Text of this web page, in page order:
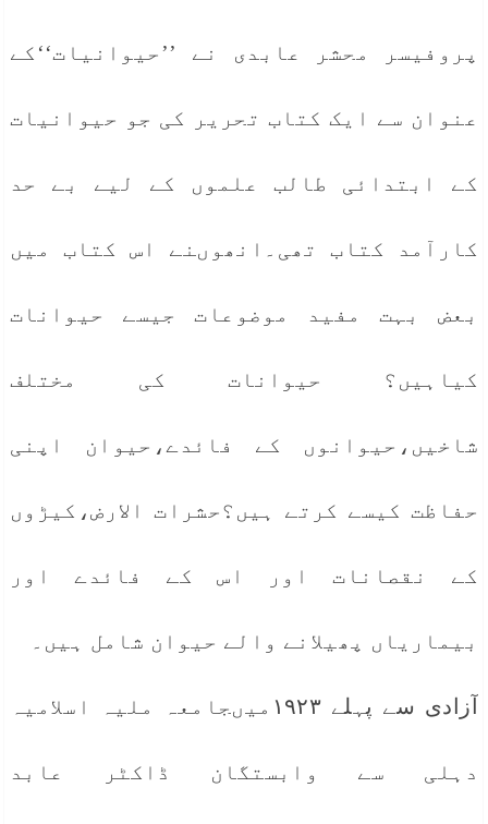
پروفیسر محشر عابدی نے ’’حیوانیات‘‘کے
عنوان سے ایک کتاب تحریر کی جو حیوانیات
کے ابتدائی طالب علموں کے لیے بے حد
کارآمد کتاب تھی۔انھوںنے اس کتاب میں
بعض بہت مفید موضوعات جیسے حیوانات
کیاہیں؟ حیوانات کی مختلف
شاخیں،حیوانوں کے فائدے،حیوان اپنی
حفاظت کیسے کرتے ہیں؟حشرات الارض،کیڑوں
کے نقصانات اور اس کے فائدے اور
بیماریاں پھیلانے والے حیوان شامل ہیں۔
آزادی سے پہلے ۱۹۲۳میںجامعہ ملیہ اسلامیہ
دہلی سے وابستگان ڈاکٹر عابد